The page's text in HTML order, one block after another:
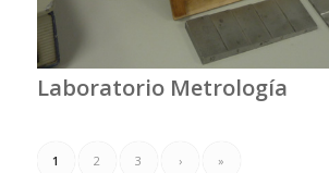
Laboratorio Metrología
1 2 3 › »